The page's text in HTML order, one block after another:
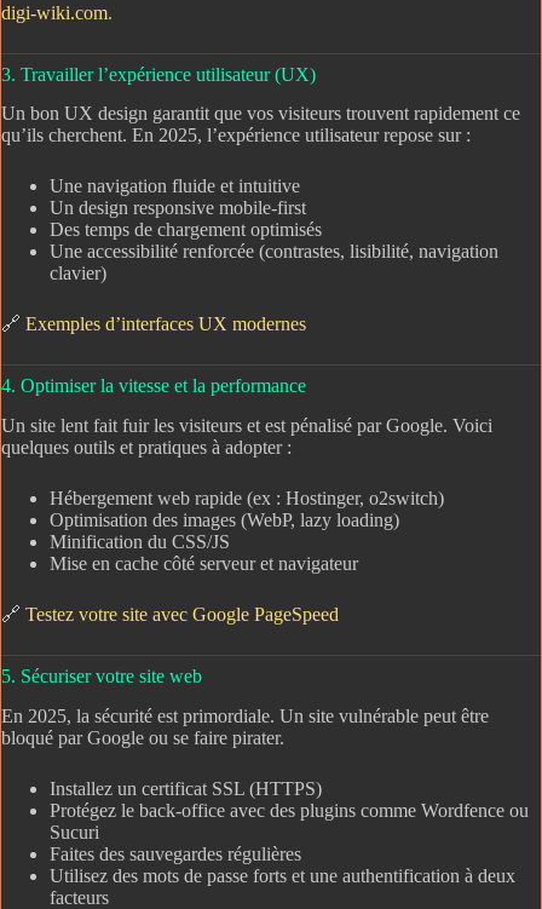
digi-wiki.com.
3. Travailler l’expérience utilisateur (UX)
Un bon UX design garantit que vos visiteurs trouvent rapidement ce
qu’ils cherchent. En 2025, l’expérience utilisateur repose sur :
Une navigation fluide et intuitive
Un design responsive mobile-first
Des temps de chargement optimisés
Une accessibilité renforcée (contrastes, lisibilité, navigation
clavier)
🔗 Exemples d’interfaces UX modernes
4. Optimiser la vitesse et la performance
Un site lent fait fuir les visiteurs et est pénalisé par Google. Voici
quelques outils et pratiques à adopter :
Hébergement web rapide (ex : Hostinger, o2switch)
Optimisation des images (WebP, lazy loading)
Minification du CSS/JS
Mise en cache côté serveur et navigateur
🔗 Testez votre site avec Google PageSpeed
5. Sécuriser votre site web
En 2025, la sécurité est primordiale. Un site vulnérable peut être
bloqué par Google ou se faire pirater.
Installez un certificat SSL (HTTPS)
Protégez le back-office avec des plugins comme Wordfence ou
Sucuri
Faites des sauvegardes régulières
Utilisez des mots de passe forts et une authentification à deux
facteurs